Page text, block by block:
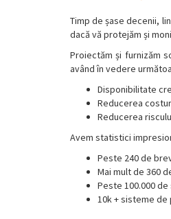
Timp de șase decenii,
dacă vă protejăm și
Proiectăm și furnizăm
având în vedere
Disponibilitate
Reducerea
Reducerea
Avem statistici
Peste 240 de
Mai mult de 360
Peste 100.000
10k + sisteme